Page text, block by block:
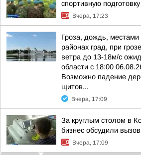
спортивную
Вчера, 17:23
Гроза, дождь,
районах град, при
ветра до 13-18м/с
области с 18:00
Возможно падение
щитов...
Вчера, 17:09
За круглым столом в
бизнес обсудили
Вчера, 17:09